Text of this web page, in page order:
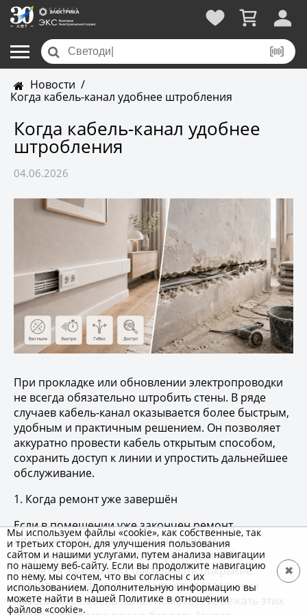
Новости /
Когда кабель-канал удобнее штробления
Когда кабель-канал удобнее
штробления
04.06.2026
При прокладке или обновлении электропроводки
не всегда обязательно штробить стены. В ряде
случаев кабель-канал оказывается более быстрым,
удобным и практичным решением. Он позволяет
аккуратно провести кабель открытым способом,
сохранить доступ к линии и упростить дальнейшее
обслуживание.
1. Когда ремонт уже завершён
Если в помещении уже закончен ремонт,
штробление приведёт к пыли, шуму и
повреждению стен. После прокладки кабеля
придётся заново восстанавливать покрытие:
красить, штукатурить или менять отделочные
материалы. Кабель-канал помогает избежать этих
Мы используем файлы «cookie», как собственные, так
и третьих сторон, для улучшения пользования
сайтом и нашими услугами, путем анализа навигации
по нашему веб-сайту. Если вы продолжите навигацию
по нему, мы сочтем, что вы согласны с их
использованием. Дополнительную информацию вы
можете найти в нашей Политике в отношении
файлов «cookie».
✖